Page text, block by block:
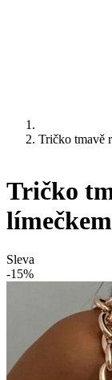
Tričko tmavě
Tričko
límečkem
Sleva
-15%